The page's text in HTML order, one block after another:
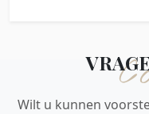
Wilt u kunnen